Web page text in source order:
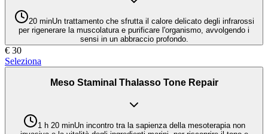
20 minUn trattamento che sfrutta il calore delicato degli infrarossi
per rigenerare la muscolatura e purificare l'organismo, avvolgendo i
sensi in un abbraccio profondo.
€ 30
Seleziona
Meso Staminal Thalasso Tone Repair
1 h 20 minUn incontro tra la sapienza della mesoterapia non